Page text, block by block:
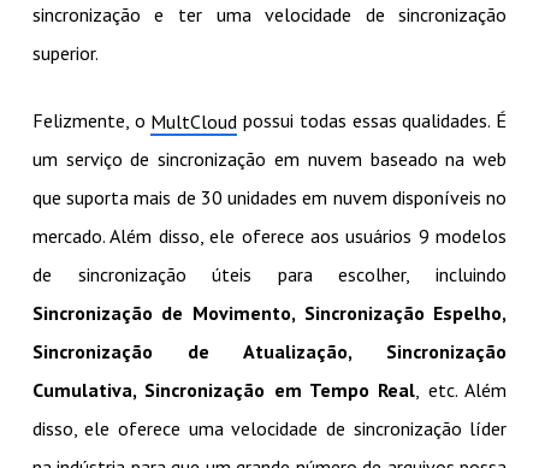
sincronização e ter uma velocidade de sincronização
superior.
Felizmente, o MultCloud possui todas essas qualidades. É
um serviço de sincronização em nuvem baseado na web
que suporta mais de 30 unidades em nuvem disponíveis no
mercado. Além disso, ele oferece aos usuários 9 modelos
de sincronização úteis para escolher, incluindo
Sincronização de Movimento, Sincronização Espelho,
Sincronização de Atualização, Sincronização
Cumulativa, Sincronização em Tempo Real , etc. Além
disso, ele oferece uma velocidade de sincronização líder